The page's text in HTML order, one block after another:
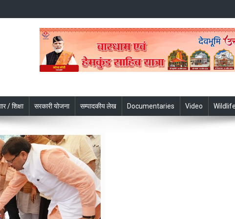
/ शिक्षा सरकारी योजना सम्पादकीय लेख Documentaries Video Wildlife